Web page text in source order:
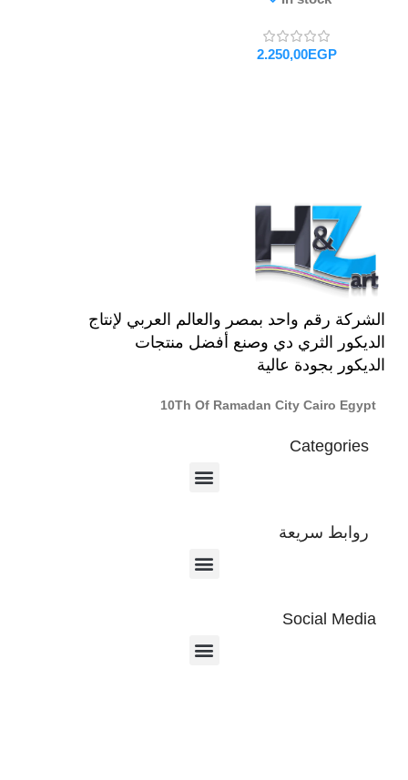
EGP
الشركة رقم واحد بمصر والعالم العربي لإنتاج
الديكور الثري دي وصنع أفضل منتجات
الديكور بجودة عالية
10Th Of Ramadan City Cairo Egypt
Categories
روابط سريعة
Social Media